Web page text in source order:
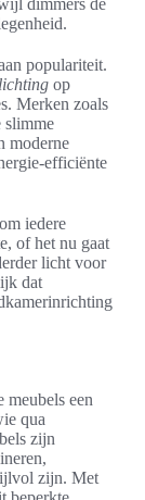
dimmers de
populariteit.
op
Merken zoals
slimme
moderne
efficiënte
iedere
of het nu gaat
licht voor
dat
een
qua
zijn
zijn. Met